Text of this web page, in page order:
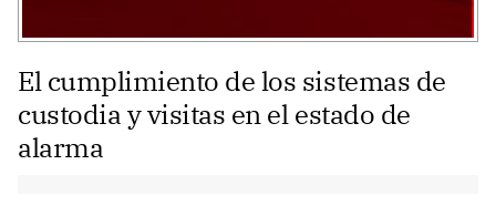
El cumplimiento de los sistemas de
custodia y visitas en el estado de
alarma